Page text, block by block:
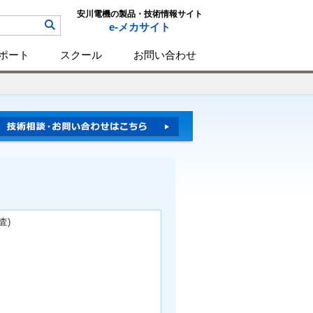
安川電機の製品・技術情報サイト
e-メカサイト
ート スクール お問い合わせ
)